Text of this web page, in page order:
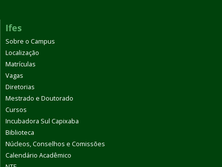
Ifes
Sobre o Campus
Localização
Matrículas
Vagas
Diretorias
Mestrado e Doutorado
Cursos
Incubadora Sul Capixaba
Biblioteca
Núcleos, Conselhos e Comissões
Calendário Acadêmico